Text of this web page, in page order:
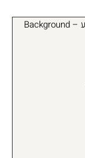
דפי רקע – Background